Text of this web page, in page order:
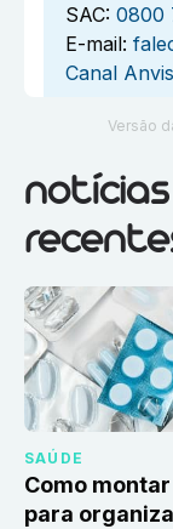
SAC: 0800
E-mail:
Canal
Versão
notícias
SAÚDE
Como
para